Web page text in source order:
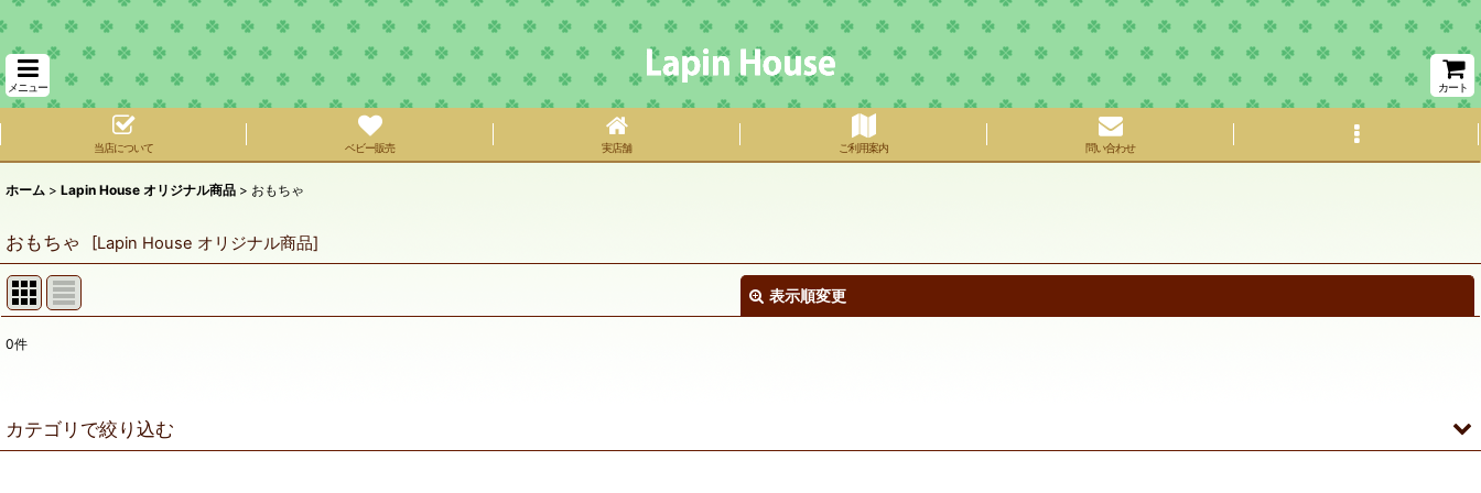
メニュー カート
当店について ベビー販売 実店舗 ご利用案内 問い合わせ
ホーム > Lapin House オリジナル商品 > おもちゃ
おもちゃ [Lapin House オリジナル商品]
表示順変更
表示数
0件
カテゴリで絞り込む